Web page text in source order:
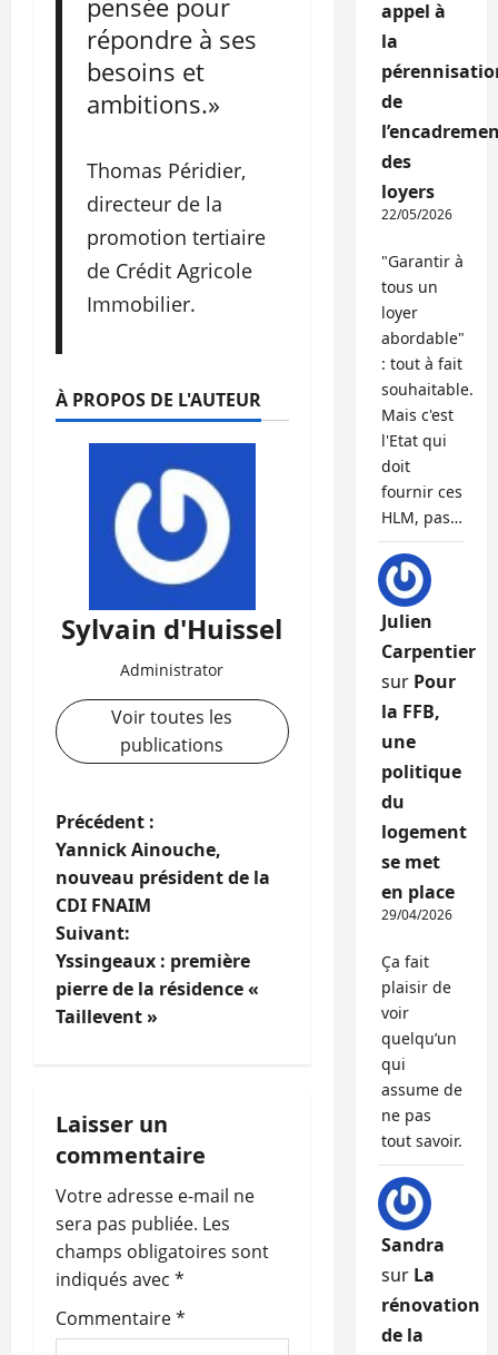
pensée pour
répondre à ses
besoins et
ambitions.»
Thomas Péridier,
directeur de la
promotion tertiaire
de Crédit Agricole
Immobilier.
À PROPOS DE L'AUTEUR
Sylvain d'Huissel
Administrator
Voir toutes les
publications
N
a
v
i
g
t
i
o
n
d
’
Précédent :
Yannick Ainouche,
nouveau président de la
CDI FNAIM
Suivant:
Yssingeaux : première
pierre de la résidence «
Taillevent »
Laisser un
commentaire
Votre adresse e-mail ne
sera pas publiée. Les
champs obligatoires sont
indiqués avec *
Commentaire*
appel à
la
de
des
loyers
22/05/2026
"Garantir à
tous un
loyer
abordable"
: tout à fait
souhaitable.
Mais c'est
l'Etat qui
doit
fournir ces
HLM, pas…
Julien
Carpentier
sur Pour
la FFB,
une
politique
du
logement
se met
en place
29/04/2026
Ça fait
plaisir de
voir
quelqu’un
qui
assume de
ne pas
tout savoir.
Sandra
sur La
rénovation
de la